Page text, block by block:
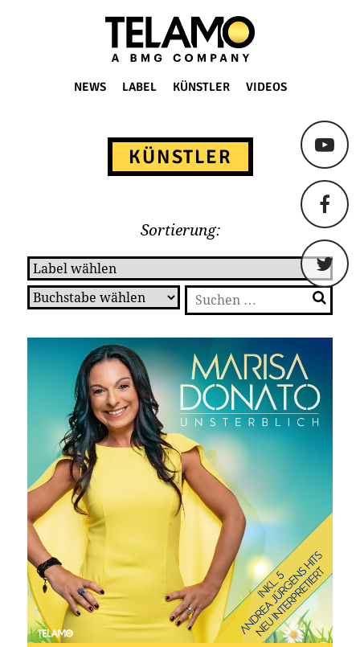
TELAMO
NEWS LABEL KÜNSTLER VIDEOS
KÜNSTLER
Sortierung:
Suchen
nach: